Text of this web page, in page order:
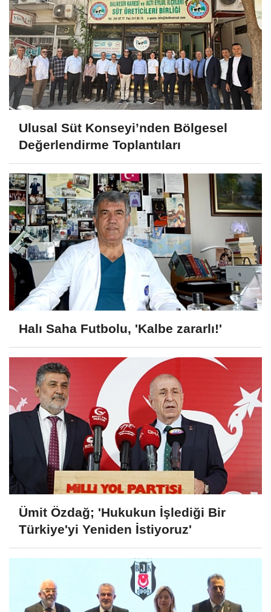
Ulusal Süt Konseyi’nden Bölgesel
Değerlendirme Toplantıları
Halı Saha Futbolu, 'Kalbe zararlı!'
Ümit Özdağ; 'Hukukun İşlediği Bir
Türkiye'yi Yeniden İstiyoruz'